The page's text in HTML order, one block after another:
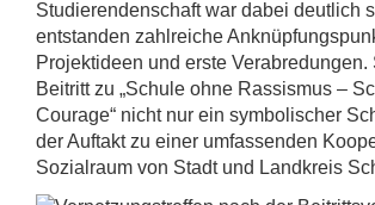
Studierendenschaft war dabei deutlich
entstanden zahlreiche
Projektideen und erste Verabredungen.
Beitritt zu „Schule ohne Rassismus –
Courage“ nicht nur ein symbolischer
der Auftakt zu einer umfassenden
Sozialraum von Stadt und Landkreis